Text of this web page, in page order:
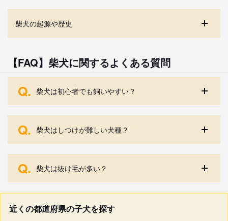
柴犬の起源や歴史
【FAQ】柴犬に関するよくある質問
Q. 柴犬は初心者でも飼いやすい？
Q. 柴犬はしつけが難しい犬種？
Q. 柴犬は抜け毛が多い？
近くの都道府県の子犬を探す